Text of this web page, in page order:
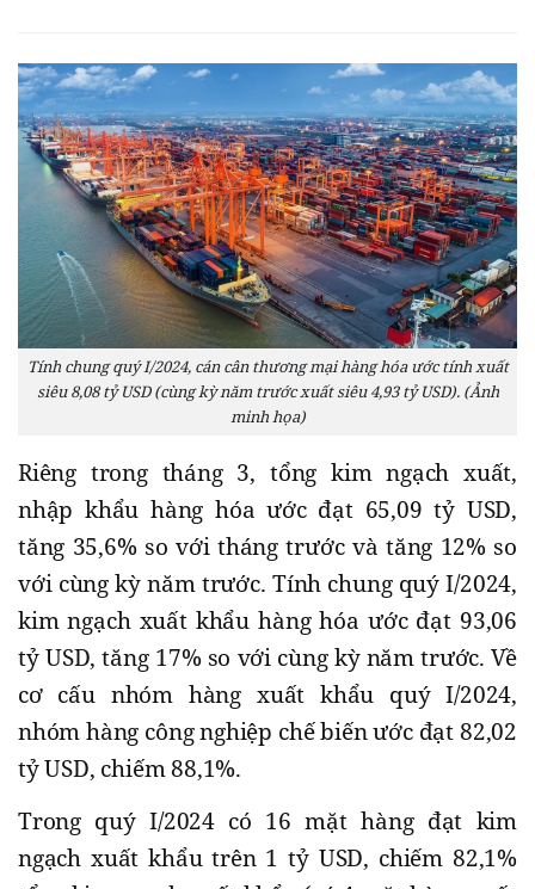
Tính chung quý I/2024, cán cân thương mại hàng hóa ước tính xuất
siêu 8,08 tỷ USD (cùng kỳ năm trước xuất siêu 4,93 tỷ USD). (Ảnh
minh họa)
Riêng trong tháng 3, tổng kim ngạch xuất,
nhập khẩu hàng hóa ước đạt 65,09 tỷ USD,
tăng 35,6% so với tháng trước và tăng 12% so
với cùng kỳ năm trước. Tính chung quý I/2024,
kim ngạch xuất khẩu hàng hóa ước đạt 93,06
tỷ USD, tăng 17% so với cùng kỳ năm trước. Về
cơ cấu nhóm hàng xuất khẩu quý I/2024,
nhóm hàng công nghiệp chế biến ước đạt 82,02
tỷ USD, chiếm 88,1%.
Trong quý I/2024 có 16 mặt hàng đạt kim
ngạch xuất khẩu trên 1 tỷ USD, chiếm 82,1%